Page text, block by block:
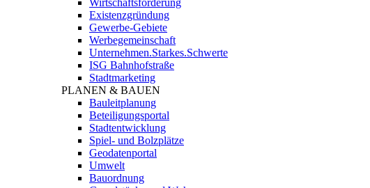
Wirtschaftsförderung
Existenzgründung
Gewerbe-Gebiete
Werbegemeinschaft
Unternehmen.Starkes.Schwerte
ISG Bahnhofstraße
Stadtmarketing
PLANEN & BAUEN
Bauleitplanung
Beteiligungsportal
Stadtentwicklung
Spiel- und Bolzplätze
Geodatenportal
Umwelt
Bauordnung